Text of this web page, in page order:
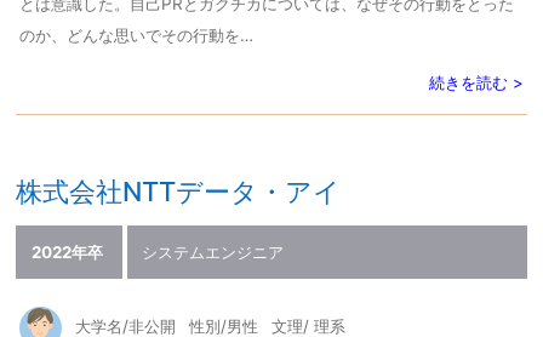
のか、どんな思いでその行動を…
続きを読む >
株式会社NTTデータ・アイ
2022年卒 システムエンジニア
大学名/非公開 性別/男性 文理/ 理系